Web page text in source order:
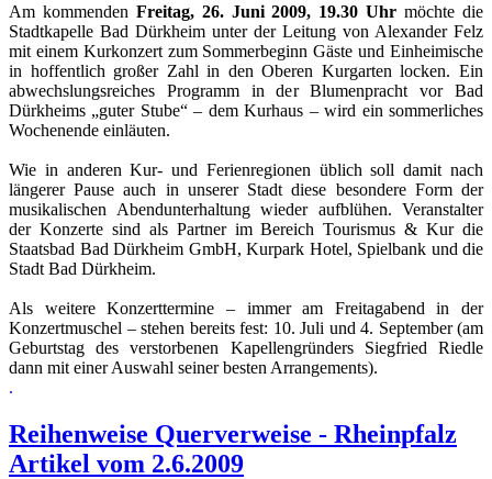
Am kommenden Freitag, 26. Juni 2009, 19.30 Uhr möchte die
Stadtkapelle Bad Dürkheim unter der Leitung von Alexander Felz
mit einem Kurkonzert zum Sommerbeginn Gäste und Einheimische
in hoffentlich großer Zahl in den Oberen Kurgarten locken. Ein
abwechslungsreiches Programm in der Blumenpracht vor Bad
Dürkheims „guter Stube“ – dem Kurhaus – wird ein sommerliches
Wochenende einläuten.
Wie in anderen Kur- und Ferienregionen üblich soll damit nach
längerer Pause auch in unserer Stadt diese besondere Form der
musikalischen Abendunterhaltung wieder aufblühen. Veranstalter
der Konzerte sind als Partner im Bereich Tourismus & Kur die
Staatsbad Bad Dürkheim GmbH, Kurpark Hotel, Spielbank und die
Stadt Bad Dürkheim.
Als weitere Konzerttermine – immer am Freitagabend in der
Konzertmuschel – stehen bereits fest: 10. Juli und 4. September (am
Geburtstag des verstorbenen Kapellengründers Siegfried Riedle
dann mit einer Auswahl seiner besten Arrangements).
.
Reihenweise Querverweise - Rheinpfalz
Artikel vom 2.6.2009